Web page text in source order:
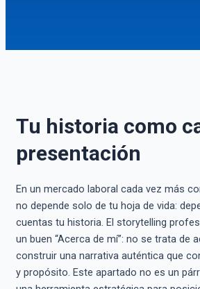
Tu historia como
presentación
En un mercado laboral cada vez más
no depende solo de tu hoja de vida:
cuentas tu historia. El storytelling
un buen “Acerca de mí”: no se trata de
construir una narrativa auténtica que
y propósito. Este apartado no es un